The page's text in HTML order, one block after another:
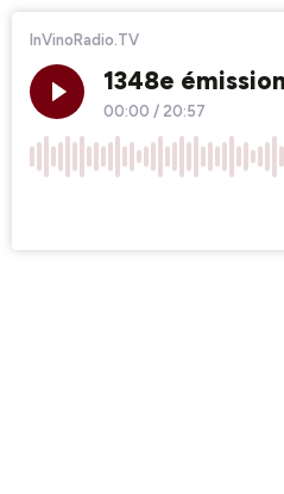
InVinoRadio.TV
1348e
00:00 / 20:57